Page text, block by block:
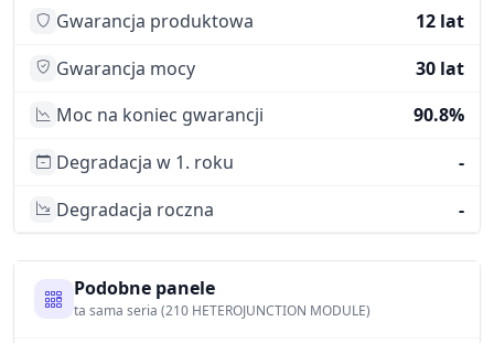
Gwarancja produktowa
12 lat
Gwarancja mocy
30 lat
Moc na koniec gwarancji
90.8%
Degradacja w 1. roku
-
Degradacja roczna
-
Podobne panele
ta sama seria (210 HETEROJUNCTION MODULE)